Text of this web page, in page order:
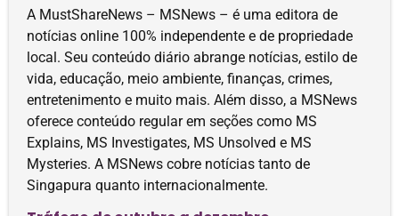
A MustShareNews – MSNews – é uma editora de
notícias online 100% independente e de propriedade
local. Seu conteúdo diário abrange notícias, estilo de
vida, educação, meio ambiente, finanças, crimes,
entretenimento e muito mais. Além disso, a MSNews
oferece conteúdo regular em seções como MS
Explains, MS Investigates, MS Unsolved e MS
Mysteries. A MSNews cobre notícias tanto de
Singapura quanto internacionalmente.